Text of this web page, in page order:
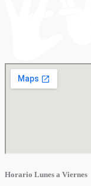
Horario Lunes a Viernes